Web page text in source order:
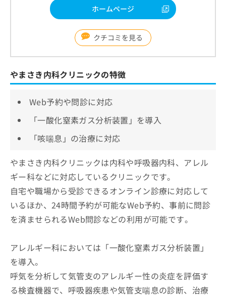
ホームページ
クチコミを見る
やまさき内科クリニックの特徴
Web予約や問診に対応
「一酸化窒素ガス分析装置」を導入
「咳喘息」の治療に対応
やまさき内科クリニックは内科や呼吸器内科、アレル
ギー科などに対応しているクリニックです。
自宅や職場から受診できるオンライン診療に対応して
いるほか、24時間予約が可能なWeb予約、事前に問診
を済ませられるWeb問診などの利用が可能です。
アレルギー科においては「一酸化窒素ガス分析装置」
を導入。
呼気を分析して気管支のアレルギー性の炎症を評価す
る検査機器で、呼吸器疾患や気管支喘息の診断、治療